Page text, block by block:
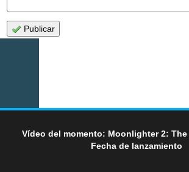
Publicar
Vídeo del momento: Moonlighter 2: The
Fecha de lanzamiento